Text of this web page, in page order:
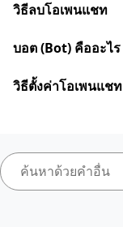
วิธีลบโอเพนแชท
บอต (Bot) คืออะไร
วิธีตั้งค่าโอเพนแชท